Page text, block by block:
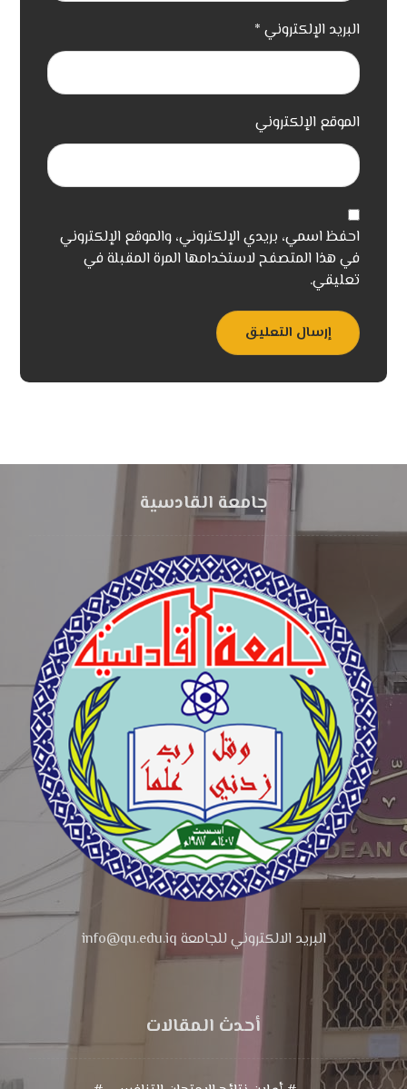
البريد الإلكتروني *
الموقع الإلكتروني
احفظ اسمي، بريدي الإلكتروني، والموقع الإلكتروني
في هذا المتصفح لاستخدامها المرة المقبلة في
تعليقي.
إرسال التعليق
جامعة القادسية
البريد الالكتروني للجامعة info@qu.edu.iq
أحدث المقالات